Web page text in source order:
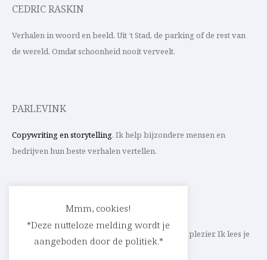
CEDRIC RASKIN
Verhalen in woord en beeld. Uit ’t Stad, de parking of de rest van
de wereld. Omdat schoonheid nooit verveelt.
PARLEVINK
Copywriting en storytelling. Ik help bijzondere mensen en
bedrijven hun beste verhalen vertellen.
Schrijf ik straks mee aan jouw verhaal? Met veel plezier. Ik lees je
heel graag op
cedric@parlevink.be
Mmm, cookies!
*Deze nutteloze melding wordt je
aangeboden door de politiek.*